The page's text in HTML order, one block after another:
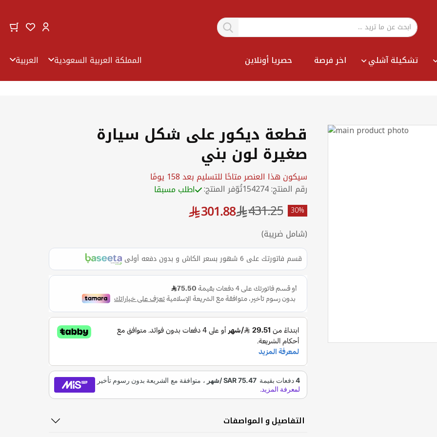
Change
تشكيلة آشلي اخر فرصة حصريا أونلاين المتجر
المملكة العربية السعودية language
العربية
قطعة ديكور على شكل سيارة
صغيرة لون بني
سيكون هذا العنصر متاحًا للتسليم بعد 158 يومًا
رقم المنتج 154274تُوّفر المنتج: اطلب مسبقا
30%
301.88 431.25
شامل ضريبة
قسم فاتورتك على 6 شهور بسعر الكاش و بدون دفعه أولى
التفاصيل و المواصفات